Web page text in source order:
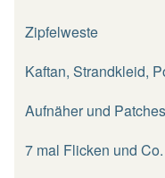
Zipfelweste
Kaftan, Strandkleid,
Aufnäher und Patches
7 mal Flicken und Co.